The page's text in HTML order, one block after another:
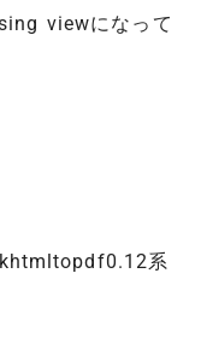
viewになって
系